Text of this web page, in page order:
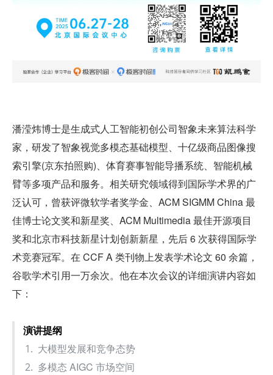
潘滢炜博士是生成式人工智能初创公司智象未来算法科学
家，研发了智象视觉多模态基础模型、十亿级商品图像搜
索引擎(京东拍照购)、体育赛事智能导播系统、智能机械
臂等多项产品和服务。相关研究领域得到国际学术界的广
泛认可，曾获评微软学者奖学金、ACM SIGMM China 最
佳博士论文奖和新星奖、ACM Multimedia 最佳开源项目
奖和北京市科技新星计划创新新星，先后 6 次获得国际学
术竞赛冠军。在 CCF A 类刊物上发表学术论文 60 余篇，
谷歌学术引用一万余次。他在本次会议的详细演讲内容如
下：
演讲提纲
大模型发展和竞争态势
多模态 AIGC 市场空间